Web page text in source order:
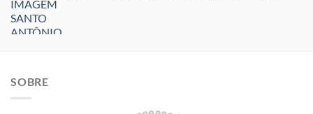
SOBRE